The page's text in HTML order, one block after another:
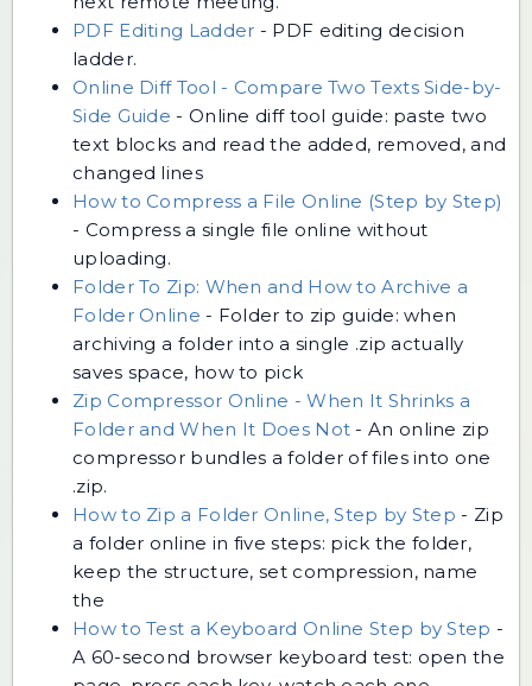
PDF Editing Ladder - PDF editing decision
ladder.
Online Diff Tool - Compare Two Texts Side-by-
Side Guide - Online diff tool guide: paste two
text blocks and read the added, removed, and
changed lines
How to Compress a File Online (Step by Step)
- Compress a single file online without
uploading.
Folder To Zip: When and How to Archive a
Folder Online - Folder to zip guide: when
archiving a folder into a single .zip actually
saves space, how to pick
Zip Compressor Online - When It Shrinks a
Folder and When It Does Not -An online zip
compressor bundles a folder of files into one
.zip.
How to Zip a Folder Online, Step by Step - Zip
a folder online in five steps: pick the folder,
keep the structure, set compression, name
the
How to Test a Keyboard Online Step by Step -
A 60-second browser keyboard test: open the